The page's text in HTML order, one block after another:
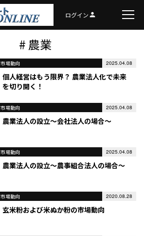
ログインperson
# 農業
市場動向 2025.04.08
個人経営はもう限界？ 農業法人化で未来
を切り開く！
市場動向 2025.04.08
農業法人の設立～会社法人の場合～
市場動向 2025.04.08
農業法人の設立～農事組合法人の場合～
市場動向 2020.08.28
玄米粉および米ぬか粉の市場動向